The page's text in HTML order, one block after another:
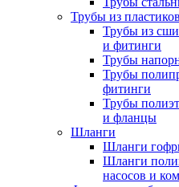
Трубы из пластиков
Трубы из
и фитинги
Трубы
Трубы
фитинги
Трубы
и фланцы
Шланги
Шланги
Шланги
насосов и